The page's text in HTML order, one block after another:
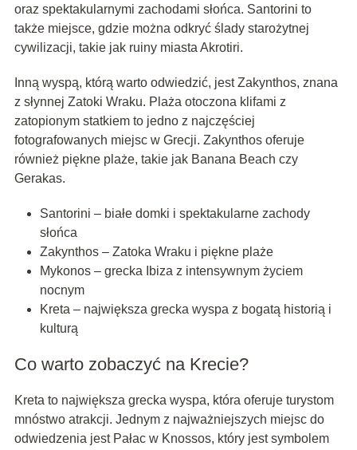
oraz spektakularnymi zachodami słońca. Santorini to
także miejsce, gdzie można odkryć ślady starożytnej
cywilizacji, takie jak ruiny miasta Akrotiri.
Inną wyspą, którą warto odwiedzić, jest Zakynthos, znana
z słynnej Zatoki Wraku. Plaża otoczona klifami z
zatopionym statkiem to jedno z najczęściej
fotografowanych miejsc w Grecji. Zakynthos oferuje
również piękne plaże, takie jak Banana Beach czy
Gerakas.
Santorini – białe domki i spektakularne zachody
słońca
Zakynthos – Zatoka Wraku i piękne plaże
Mykonos – grecka Ibiza z intensywnym życiem
nocnym
Kreta – największa grecka wyspa z bogatą historią i
kulturą
Co warto zobaczyć na Krecie?
Kreta to największa grecka wyspa, która oferuje turystom
mnóstwo atrakcji. Jednym z najważniejszych miejsc do
odwiedzenia jest Pałac w Knossos, który jest symbolem